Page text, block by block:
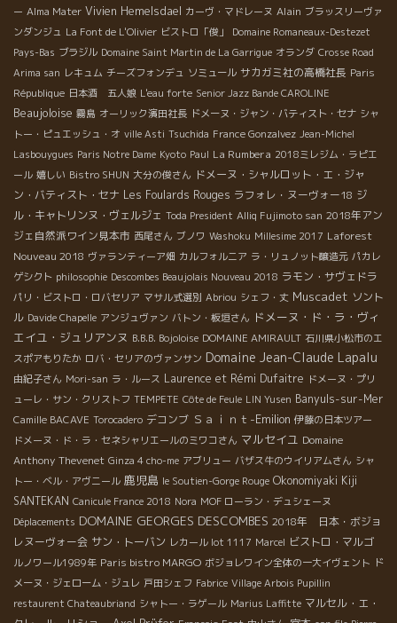
ー Alma Mater Vivien Hemelsdael カーヴ・マドレーヌ Alain ブラッスリーヴァ
ンダンジュ La Font de L'Olivier ビストロ「俊」
Domaine Romaneaux-Destezet
Pays-Bas ブラジル Domaine Saint Martin de La Garrigue オランダ Crosse Road
Arima san レキュム チーズフォンデュ ソミュール サカガミ社の高橋社長 Paris
République 日本酒 五人娘 L'eau forte Senior Jazz Bande CAROLINE
Beaujoloise 霧島 オーリック濱田社長 ドメーヌ・ジャン・バティスト・セナ シャ
トー・ピュエッシュ・オ ville Asti Tsuchida France Gonzalvez Jean-Michel
Lasbouygues Paris Notre Dame Kyoto Paul La Rumbera 2018ミレジム・ラピエ
ール 嬉しい Bistro SHUN 大分の俊さん ドメーヌ・シャルロット・エ・ジャ
ン・バティスト・セナ Les Foulards Rouges ラフォレ・ヌーヴォー18 ジ
ル・キャトリンヌ・ヴェルジェ Toda President Alliq Fujimoto san 2018年アン
ジェ自然派ワイン見本市 西尾さん ブノワ Washoku Millesime 2017 Laforest
Nouveau 2018 ヴァランティーア畑 カルフォルニア ラ・リュノット醸造元 パカレ
ゲシクト philosophie Descombes Beaujolais Nouveau 2018 ラモン・サヴェドラ
パリ・ビストロ・ロバセリア マサル式選別 Abriou シェフ・丈 Muscadet ソント
ル Davide Chapelle アンジュヴァン バトン・板垣さん ドメーヌ・ド・ラ・ヴィ
エイユ・ジュリアンヌ B.B.B. Bojoloise DOMAINE AMIRAULT 石川県小松市のエ
スポアもりたか ロバ・セリアのヴァンサン Domaine Jean-Claude Lapalu
由紀子さん Mori-san ラ・ルース Laurence et Rémi Dufaitre ドメーヌ・プリ
ューレ・サン・クリストフ TEMPETE Côte de Feule LIN Yusen Banyuls-sur-Mer
Camille BACAVE Torocadero デコンブ Ｓａｉｎｔ-Emilion 伊藤の日本ツアー
ドメーヌ・ド・ラ・セネシャリエールのミワコさん マルセイユ Domaine
Anthony Thevenet Ginza 4 cho-me アブリュー バザス牛のウイリアムさん シャ
トー・ベル・アヴニール 鹿児島 le Soutien-Gorge Rouge Okonomiyaki Kiji
SANTEKAN Canicule France 2018 Nora MOF ローラン・デュシェーヌ
Déplacements DOMAINE GEORGES DESCOMBES 2018年 日本・ボジョ
レヌーヴォー会 サン・トーバン レカール lot 1117 Marcel ビストロ・マルゴ
ルノワール1989年 Paris bistro MARGO ボジョレワイン全体の一大イヴェント ド
メーヌ・ジェローム・ジュレ 戸田シェフ Fabrice Village Arbois Pupillin
restaurent Chateaubriand シャトー・ラゲール Marius Laffitte マルセル・エ・